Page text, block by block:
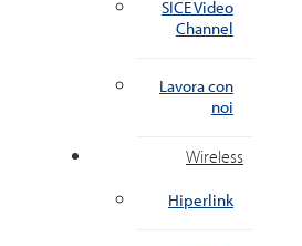
SICE Video
Channel
Lavora con
noi
Wireless
Hiperlink